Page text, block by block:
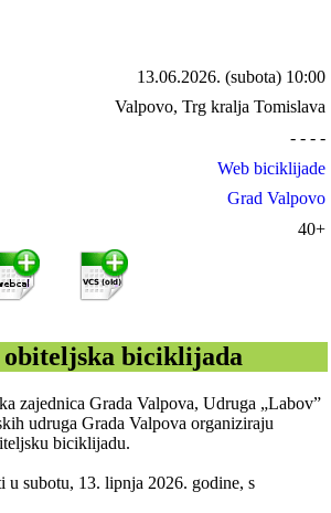
13.06.2026. (subota) 10:00
Valpovo, Trg kralja Tomislava
- - - -
Web biciklijade
Grad Valpovo
40+
obiteljska biciklijada
zajednica Grada Valpova, Udruga „Labov”
udruga Grada Valpova organiziraju
biciklijadu.
u subotu, 13. lipnja 2026. godine, s